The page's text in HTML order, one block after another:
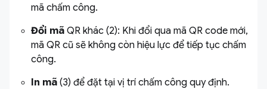
mã chấm công.
Đổi mã QR khác (2): Khi đổi qua mã QR code mới,
mã QR cũ sẽ không còn hiệu lực để tiếp tục chấm
công.
In mã (3) để đặt tại vị trí chấm công quy định.